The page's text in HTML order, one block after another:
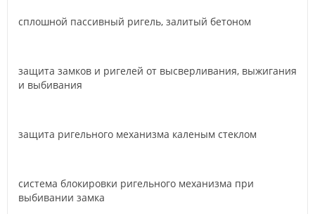
сплошной пассивный ригель, залитый бетоном
защита замков и ригелей от высверливания, выжигания
и выбивания
защита ригельного механизма каленым стеклом
система блокировки ригельного механизма при
выбивании замка